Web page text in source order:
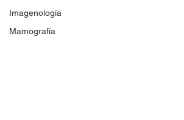
Imagenología
Mamografía